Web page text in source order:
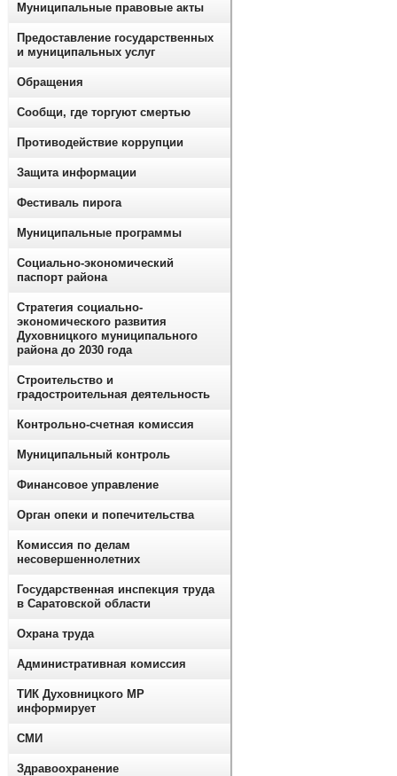
Муниципальные правовые акты
Предоставление государственных
и муниципальных услуг
Обращения
Сообщи, где торгуют смертью
Противодействие коррупции
Защита информации
Фестиваль пирога
Муниципальные программы
Социально-экономический
паспорт района
Стратегия социально-
экономического развития
Духовницкого муниципального
района до 2030 года
Строительство и
градостроительная деятельность
Контрольно-счетная комиссия
Муниципальный контроль
Финансовое управление
Орган опеки и попечительства
Комиссия по делам
несовершеннолетних
Государственная инспекция труда
в Саратовской области
Охрана труда
Административная комиссия
ТИК Духовницкого МР
информирует
СМИ
Здравоохранение